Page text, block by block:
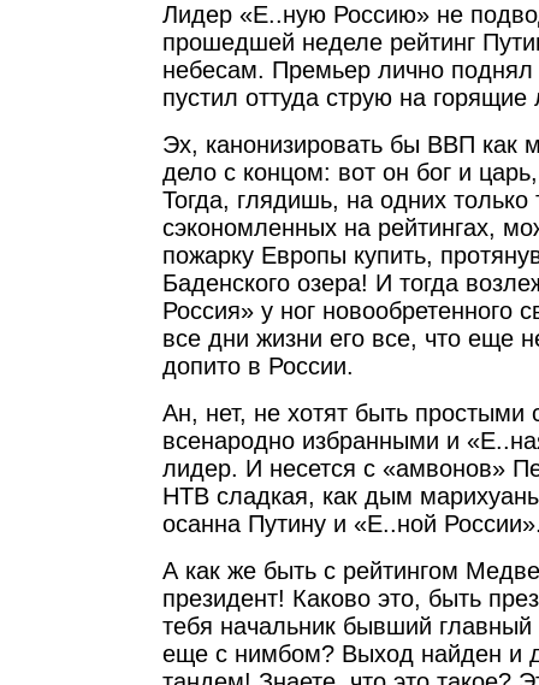
Лидер «Е..ную Россию» не
прошедшей неделе рейтинг
небесам. Премьер лично поднял
пустил оттуда струю на горящие
Эх, канонизировать бы ВВП как
дело с концом: вот он бог и
Тогда, глядишь, на одних только
сэкономленных на рейтингах,
пожарку Европы купить,
Баденского озера! И тогда
Россия» у ног новообретенного
все дни жизни его все, что еще
допито в России.
Ан, нет, не хотят быть простыми
всенародно избранными и
лидер. И несется с «амвонов»
НТВ сладкая, как дым
осанна Путину и «Е..ной
А как же быть с рейтингом
президент! Каково это, быть
тебя начальник бывший главный
еще с нимбом? Выход найден и